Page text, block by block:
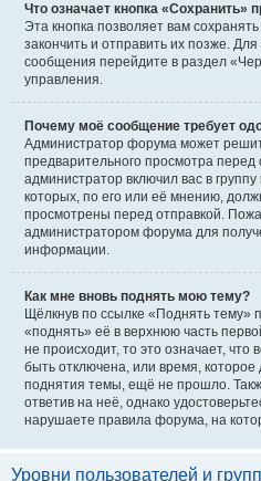
Что означает кнопка «Сохранить»
Эта кнопка позволяет вам
закончить и отправить их позже. Для
сообщения перейдите в раздел
управления.
Почему моё сообщение требует
Администратор форума может
предварительного просмотра
администратор включил вас в
которых, по его или её мнению,
просмотрены перед отправкой.
администратором форума для
информации.
Как мне вновь поднять мою тему?
Щёлкнув по ссылке «Поднять
«поднять» её в верхнюю часть
не происходит, то это означает,
быть отключена, или время,
поднятия темы, ещё не прошло.
ответив на неё, однако
нарушаете правила форума, на
Уровни пользователей и